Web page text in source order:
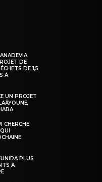
DE
DE 1,5
À
UN PROJET
CHERCHE
PLUS
À